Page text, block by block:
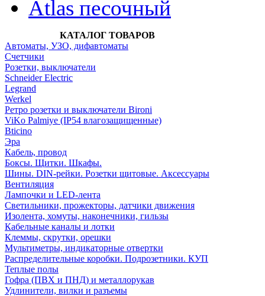
Atlas песочный
КАТАЛОГ ТОВАРОВ
Автоматы, УЗО, дифавтоматы
Счетчики
Розетки, выключатели
Schneider Electric
Legrand
Werkel
Ретро розетки и выключатели Bironi
ViKo Palmiye (IP54 влагозащищенные)
Bticino
Эра
Кабель, провод
Боксы. Щитки. Шкафы.
Шины. DIN-рейки. Розетки щитовые. Аксессуары
Вентиляция
Лампочки и LED-лента
Светильники, прожекторы, датчики движения
Изолента, хомуты, наконечники, гильзы
Кабельные каналы и лотки
Клеммы, скрутки, орешки
Мультиметры, индикаторные отвертки
Распределительные коробки. Подрозетники. КУП
Теплые полы
Гофра (ПВХ и ПНД) и металлорукав
Удлинители, вилки и разъемы